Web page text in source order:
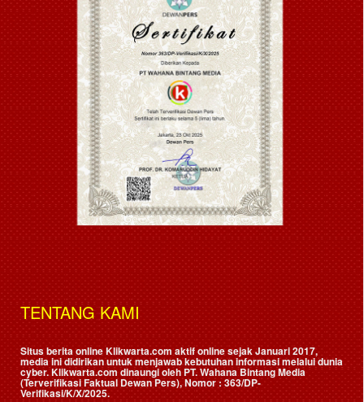
TENTANG KAMI
Situs berita online Klikwarta.com aktif online sejak Januari 2017,
media ini didirikan untuk menjawab kebutuhan informasi melalui dunia
cyber. Klikwarta.com dinaungi oleh PT. Wahana Bintang Media
(Terverifikasi Faktual Dewan Pers), Nomor : 363/DP-
Verifikasi/K/X/2025.